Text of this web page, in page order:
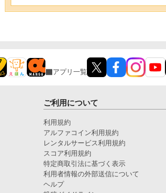
アプリ一覧
ご利用について
利用規約
アルファコイン利用規約
レンタルサービス利用規約
スコア利用規約
特定商取引法に基づく表示
利用者情報の外部送信について
ヘルプ